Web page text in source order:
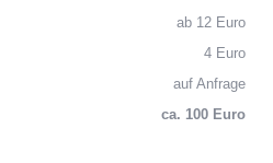
ab 12 Euro
4 Euro
auf Anfrage
ca. 100 Euro